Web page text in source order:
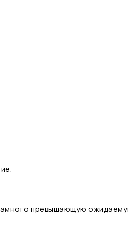
превышающую